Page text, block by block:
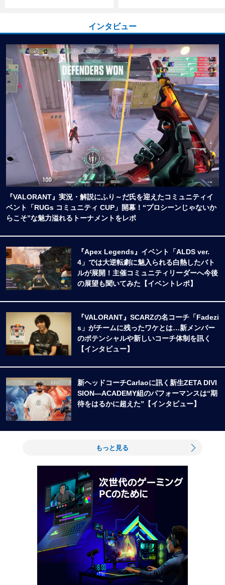
インタビュー
『VALORANT』実況・解説にふり～だ氏を迎えたコミュニティイ
ベント「RUGs コミュニティ CUP」開幕！“プロシーンじゃないか
らこそ”な魅力溢れるトーナメントをレポ
『Apex Legends』イベント「ALDS ver.
4」では大逆転劇に魅入られる白熱したバト
ルが展開！主催コミュニティリーダーへ今後
の展望も聞いてみた【イベントレポ】
『VALORANT』SCARZの名コーチ「Fadezi
s」がチームに残ったワケとは…新メンバー
のポテンシャルや新しいコーチ体制を訊く
【インタビュー】
新ヘッドコーチCarlaoに訊く新生ZETA DIVI
SION―ACADEMY組のパフォーマンスは“期
待をはるかに超えた”【インタビュー】
もっと見る